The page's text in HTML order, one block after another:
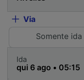
Via
Somente ida
Ida